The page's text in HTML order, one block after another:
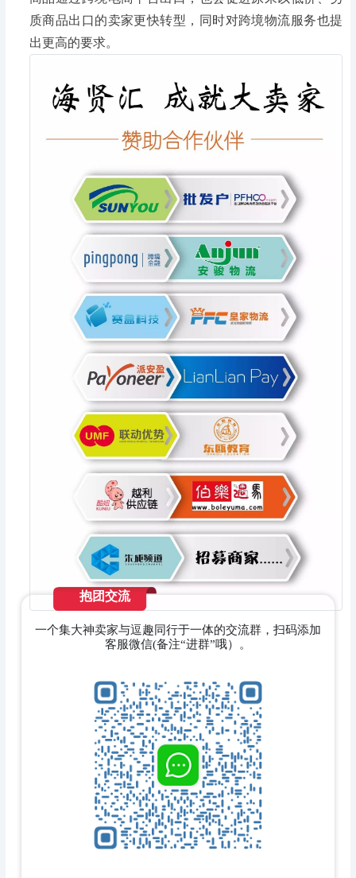
质商品出口的卖家更快转型，同时对跨境物流服务也提
出更高的要求。
抱团交流
一个集大神卖家与逗趣同行于一体的交流群，扫码添加
客服微信(备注“进群”哦）。